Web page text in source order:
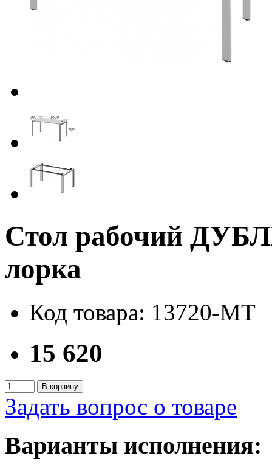
Стол рабочий
лорка
Код товара: 13720-MT
15 620
В корзину
Задать вопрос о товаре
Варианты исполнения: